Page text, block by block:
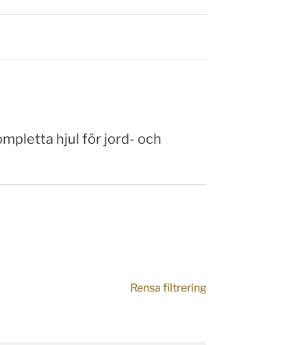
hjul för jord- och
Rensa filtrering